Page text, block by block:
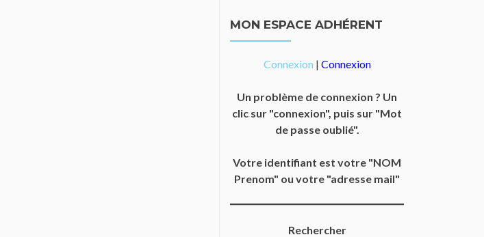
MON ESPACE ADHÉRENT
Connexion | Connexion
Un problème de connexion ? Un
clic sur "connexion", puis sur "Mot
de passe oublié".
Votre identifiant est votre "NOM
Prenom" ou votre "adresse mail"
Rechercher